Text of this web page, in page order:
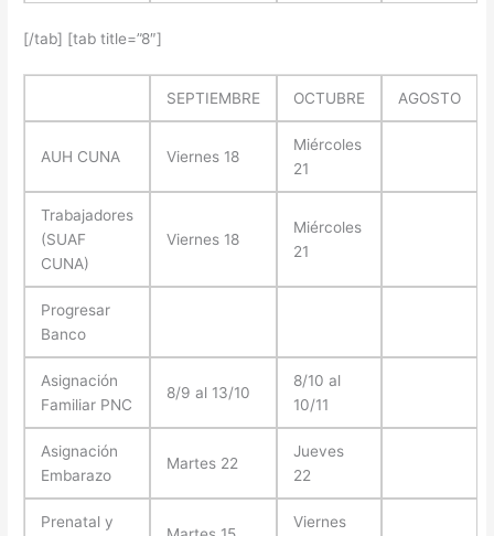
[/tab] [tab title=”8″]
SEPTIEMBRE OCTUBRE AGOSTO
AUH CUNA Viernes 18
Miércoles
21
Trabajadores
(SUAF
CUNA)
Viernes 18
Miércoles
21
Progresar
Banco
Asignación
Familiar PNC
8/9 al 13/10
8/10 al
10/11
Asignación
Embarazo
Martes 22
Jueves
22
Prenatal y
Viernes